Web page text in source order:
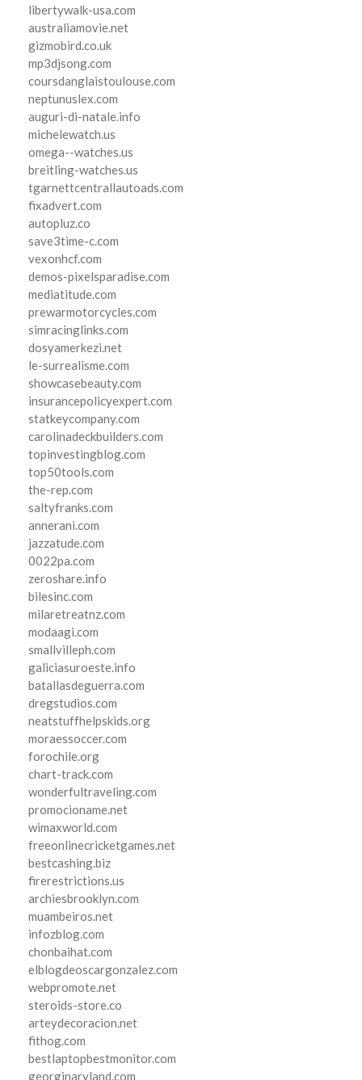
libertywalk-usa.com
australiamovie.net
gizmobird.co.uk
mp3djsong.com
coursdanglaistoulouse.com
neptunuslex.com
auguri-di-natale.info
michelewatch.us
omega--watches.us
breitling-watches.us
tgarnettcentrallautoads.com
fixadvert.com
autopluz.co
save3time-c.com
vexonhcf.com
demos-pixelsparadise.com
mediatitude.com
prewarmotorcycles.com
simracinglinks.com
dosyamerkezi.net
le-surrealisme.com
showcasebeauty.com
insurancepolicyexpert.com
statkeycompany.com
carolinadeckbuilders.com
topinvestingblog.com
top50tools.com
the-rep.com
saltyfranks.com
annerani.com
jazzatude.com
0022pa.com
zeroshare.info
bilesinc.com
milaretreatnz.com
modaagi.com
smallvilleph.com
galiciasuroeste.info
batallasdeguerra.com
dregstudios.com
neatstuffhelpskids.org
moraessoccer.com
forochile.org
chart-track.com
wonderfultraveling.com
promocioname.net
wimaxworld.com
freeonlinecricketgames.net
bestcashing.biz
firerestrictions.us
archiesbrooklyn.com
muambeiros.net
infozblog.com
chonbaihat.com
elblogdeoscargonzalez.com
webpromote.net
steroids-store.co
arteydecoracion.net
fithog.com
bestlaptopbestmonitor.com
georginaryland.com